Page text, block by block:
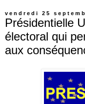
vendredi 25
Présidentielle
électoral qui
aux